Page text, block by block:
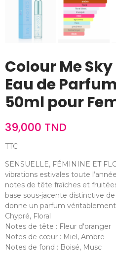
Colour Me
Eau de Parfum
50ml pour
39,000 TND
TTC
SENSUELLE, FÉMININE ET
vibrations estivales toute
notes de tête fraîches et
base sous-jacente distinctive
donne un parfum
Chypré, Floral
Notes de tête : Fleur d'oranger
Notes de cœur : Miel, Ambre
Notes de fond : Boisé, Musc